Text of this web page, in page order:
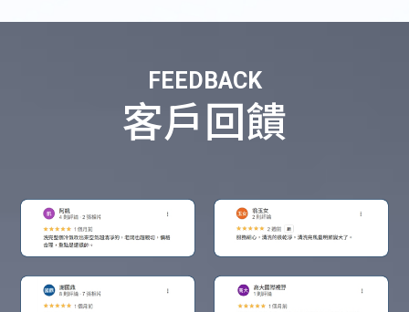
FEEDBACK
客戶回饋